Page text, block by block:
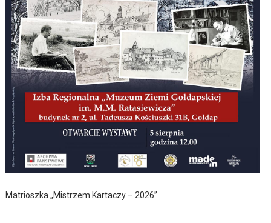
Matrioszka „Mistrzem Kartaczy – 2026”